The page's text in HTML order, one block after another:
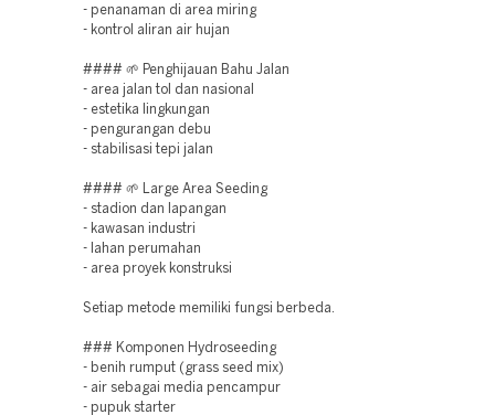
- penanaman di area miring
- kontrol aliran air hujan
#### 🌱 Penghijauan Bahu Jalan
- area jalan tol dan nasional
- estetika lingkungan
- pengurangan debu
- stabilisasi tepi jalan
#### 🌱 Large Area Seeding
- stadion dan lapangan
- kawasan industri
- lahan perumahan
- area proyek konstruksi
Setiap metode memiliki fungsi berbeda.
### Komponen Hydroseeding
- benih rumput (grass seed mix)
- air sebagai media pencampur
- pupuk starter